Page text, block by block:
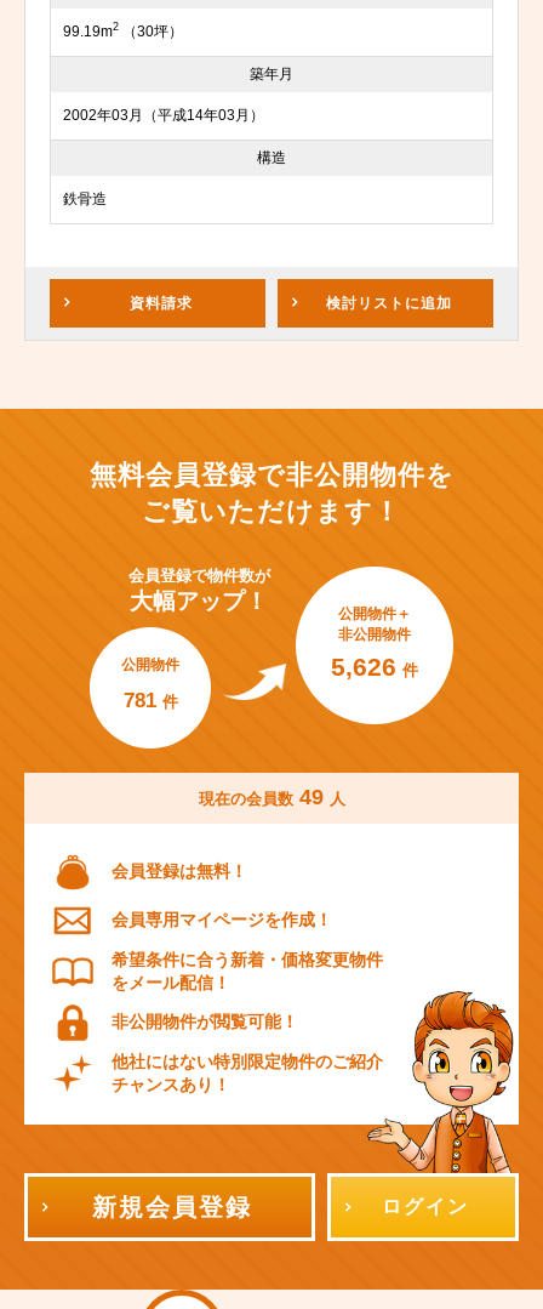
99.19m2 （30坪）
築年月
2002年03月（平成14年03月）
構造
鉄骨造
資料請求 検討リスト に追加
無料会員登録で非公開物件を
ご覧いただけます！
会員登録で物件数が
大幅アップ！
公開物件
781 件
公開物件＋
非公開物件
5,626 件
現在の会員数 49 人
会員登録は無料！
会員専用マイページを作成！
希望条件に合う新着・価格変更物件
をメール配信！
非公開物件が閲覧可能！
他社にはない特別限定物件のご紹介
チャンスあり！
新規会員登録 ログイン